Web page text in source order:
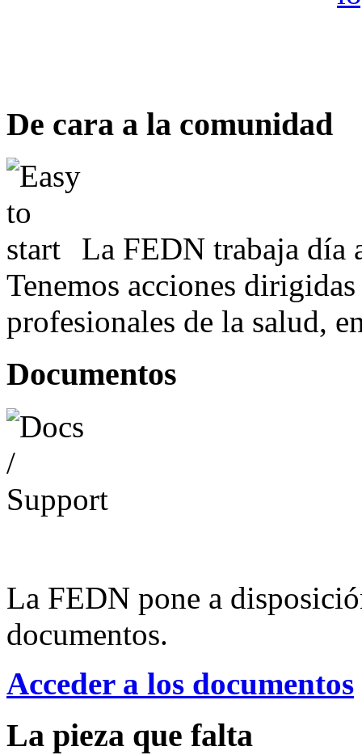
De cara a la comunidad
La FEDN trabaja día
Tenemos acciones
profesionales de la salud,
Documentos
La FEDN pone a
documentos.
Acceder a los documentos
La pieza que falta